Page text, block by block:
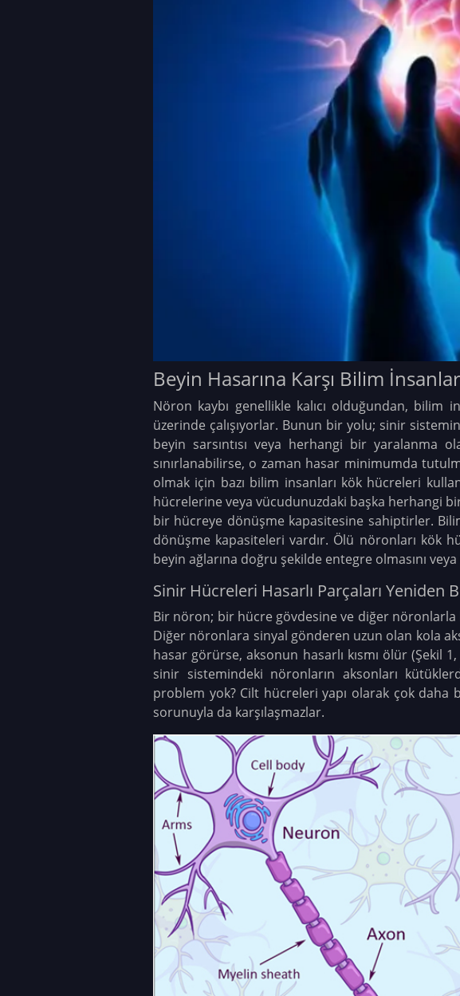
Beyin Hasarına Karşı Bilim
Nöron kaybı genellikle kalıcı olduğundan, bilim
üzerinde çalışıyorlar. Bunun bir yolu; sinir
beyin sarsıntısı veya herhangi bir yaralanma
sınırlanabilirse, o zaman hasar minimumda
olmak için bazı bilim insanları kök hücreleri
hücrelerine veya vücudunuzdaki başka herhangi
bir hücreye dönüşme kapasitesine sahiptirler.
dönüşme kapasiteleri vardır. Ölü nöronları kök
beyin ağlarına doğru şekilde entegre olmasını
Sinir Hücreleri Hasarlı Parçaları Yeniden
Bir nöron; bir hücre gövdesine ve diğer nöronlarla
Diğer nöronlara sinyal gönderen uzun olan kola
hasar görürse, aksonun hasarlı kısmı ölür
sinir sistemindeki nöronların aksonları
problem yok? Cilt hücreleri yapı olarak çok daha
sorunuyla da karşılaşmazlar.